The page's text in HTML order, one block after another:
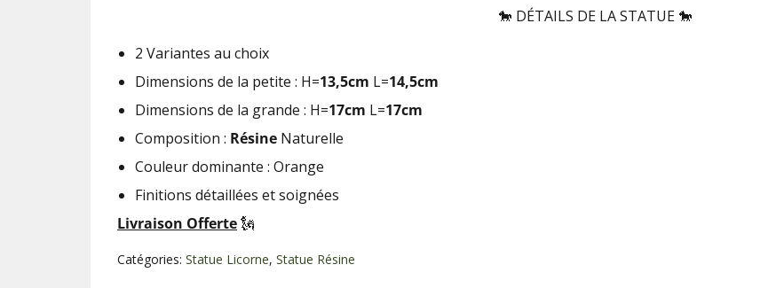
🐎 DÉTAILS DE LA STATUE 🐎
2 Variantes au choix
Dimensions de la petite : H=13,5cm L=14,5cm
Dimensions de la grande : H=17cm L=17cm
Composition : Résine Naturelle
Couleur dominante : Orange
Finitions détaillées et soignées
Livraison Offerte🗽
Catégories: Statue Licorne, Statue Résine